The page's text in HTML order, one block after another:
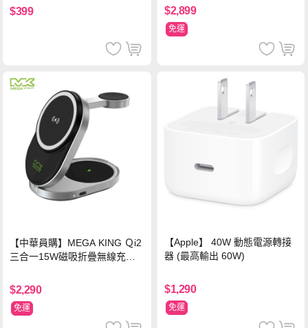
$399 $2,899
免運
【中華員購】MEGA KING Ｑi2
三合一15W磁吸折疊無線充電
$2,290
免運
【Apple】 40W 動態電源轉接
器 (最高輸出 60W)
$1,290
免運